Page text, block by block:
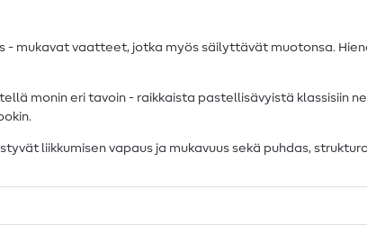
- mukavat vaatteet, jotka myös säilyttävät muotonsa.
monin eri tavoin - raikkaista pastellisävyistä klassisiin
liikkumisen vapaus ja mukavuus sekä puhdas,